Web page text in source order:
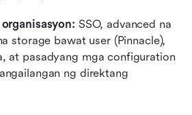
SSO, advanced na
storage bawat user (Pinnacle),
at pasadyang mga configuration
ng direktang